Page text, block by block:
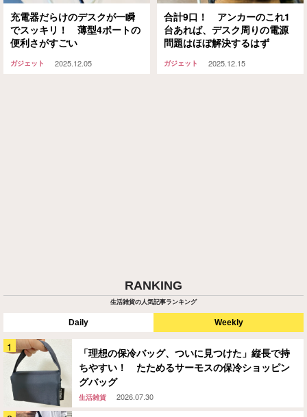
充電器だらけのデスクが一瞬
でスッキリ！ 薄型4ポートの
便利さがすごい
ガジェット 2025.12.05
合計9口！ アンカーのこれ1
台あれば、デスク周りの電源
問題はほぼ解決するはず
ガジェット 2025.12.15
RANKING
生活雑貨の人気記事ランキング
Daily Weekly
「理想の保冷バッグ、ついに見つけた」縦長で持
ちやすい！ たためるサーモスの保冷ショッピン
グバッグ
生活雑貨 2026.07.30